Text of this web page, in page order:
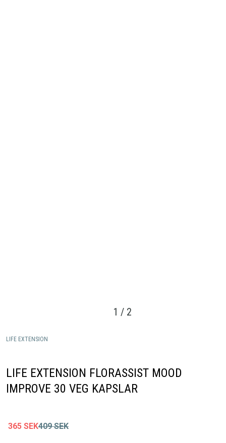
1 / 2
LIFE EXTENSION
LIFE EXTENSION FLORASSIST MOOD
IMPROVE 30 VEG KAPSLAR
365 SEK409 SEK